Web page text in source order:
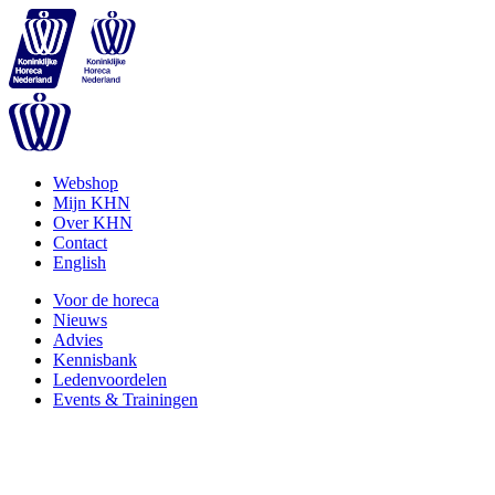
Webshop
Mijn KHN
Over KHN
Contact
English
Voor de horeca
Nieuws
Advies
Kennisbank
Ledenvoordelen
Events & Trainingen